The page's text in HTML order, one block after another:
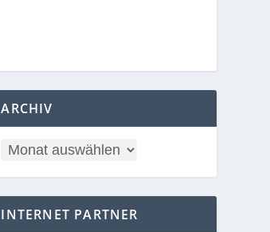
ARCHIV
INTERNET PARTNER